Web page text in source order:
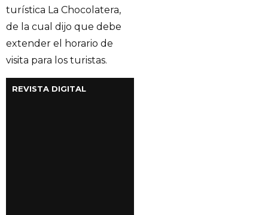
turística La Chocolatera,
de la cual dijo que debe
extender el horario de
visita para los turistas.
REVISTA DIGITAL